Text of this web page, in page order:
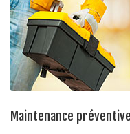
Maintenance préventive